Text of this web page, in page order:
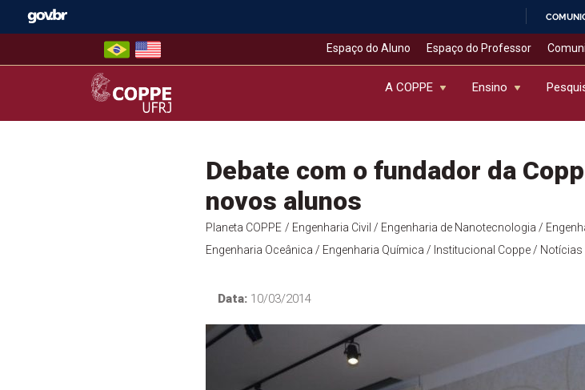
Espaço do Aluno Espaço do Professor
COPPE – UFRJ
A COPPE Ensino
Debate com o fundador da
novos alunos
Planeta COPPE / Engenharia Civil / Engenharia de Nanotecnologia /
Engenharia Oceânica / Engenharia Química / Institucional Coppe/ Notícias
Data:10/03/2014